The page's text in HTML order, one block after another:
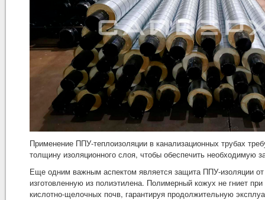
Применение ППУ-теплоизоляции в канализационных трубах
толщину изоляционного слоя, чтобы обеспечить необходимую
Еще одним важным аспектом является защита ППУ-изоляции
изготовленную из полиэтилена. Полимерный кожух не гниет
кислотно-щелочных почв, гарантируя продолжительную